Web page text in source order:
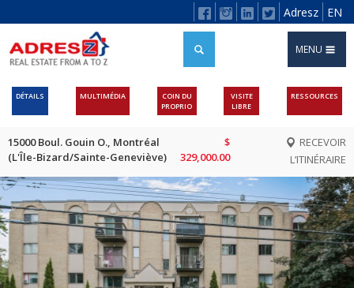
Adresz EN
MENU
DÉTAILS MULTIMÉDIA
COIN DU
PROPRIO
VISITE
LIBRE
RESSOURCES
15000 Boul. Gouin O., Montréal
(L'Île-Bizard/Sainte-Geneviève)
$
329,000.00
RECEVOIR
L’ITINÉRAIRE